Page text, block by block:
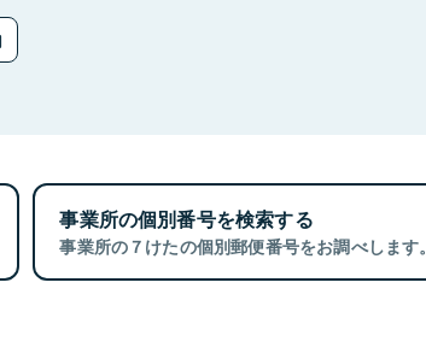
事業所の個別番号を検索する
事業所の７けたの個別郵便番号をお調べします。